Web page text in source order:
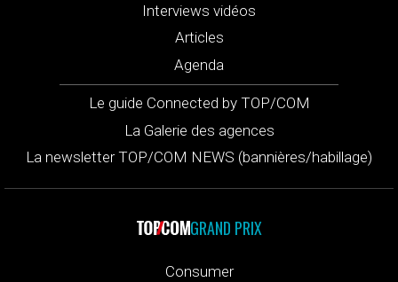
Interviews vidéos
Articles
Agenda
Le guide Connected by TOP/COM
La Galerie des agences
La newsletter TOP/COM NEWS (bannières/habillage)
GRAND PRIX
Consumer